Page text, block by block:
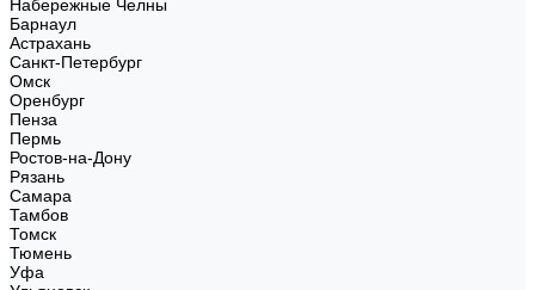
Набережные Челны
Барнаул
Астрахань
Санкт-Петербург
Омск
Оренбург
Пенза
Пермь
Ростов-на-Дону
Рязань
Самара
Тамбов
Томск
Тюмень
Уфа